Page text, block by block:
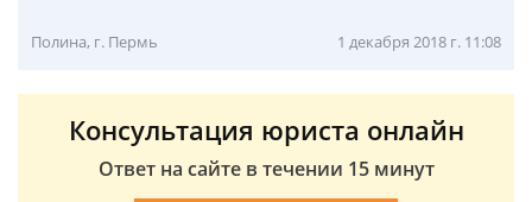
Полина, г. Пермь 1 декабря 2018 г. 11:08
Консультация юриста онлайн
Ответ на сайте в течении 15 минут